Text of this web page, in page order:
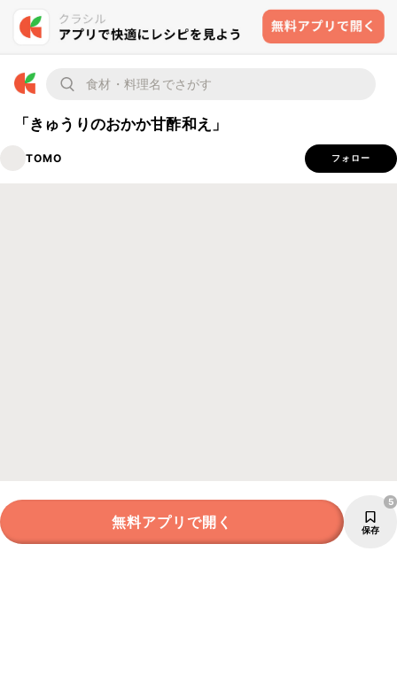
「きゅうりのおかか甘酢和え」
TOMO フォロー
無料アプリで開く 保存
5